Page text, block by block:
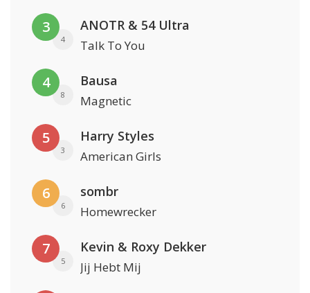
3
4
ANOTR & 54 Ultra
Talk To You
4
8
Bausa
Magnetic
5
3
Harry Styles
American Girls
6
6
sombr
Homewrecker
7
5
Kevin & Roxy Dekker
Jij Hebt Mij